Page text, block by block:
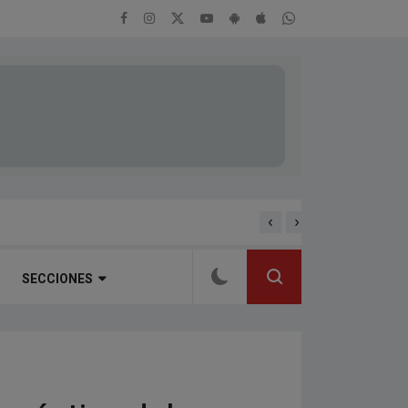
ENTREVISTA A
‹ ›
SECCIONES